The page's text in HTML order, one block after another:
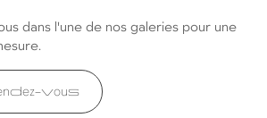
dans l'une de nos galeries pour une
vous